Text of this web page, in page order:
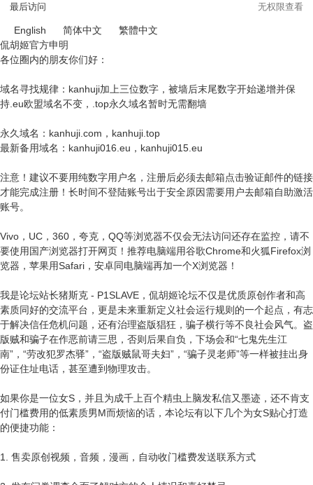
最后访问 无权限查看
English 简体中文
繁體中文
侃胡姬官方申明
各位圈内的朋友你们好：
域名寻找规律：kanhuji加上三位数字，被墙后末尾数字开始递增并保
持.eu欧盟域名不变，.top永久域名暂时无需翻墙
永久域名：kanhuji.com，kanhuji.top
最新备用域名：kanhuji016.eu，kanhuji015.eu
注意！建议不要用纯数字用户名，注册后必须去邮箱点击验证邮件的链接
才能完成注册！长时间不登陆账号出于安全原因需要用户去邮箱自助激活
账号。
Vivo，UC，360，夸克，QQ等浏览器不仅会无法访问还存在监控，请不
要使用国产浏览器打开网页！推荐电脑端用谷歌Chrome和火狐Firefox浏
览器，苹果用Safari，安卓同电脑端再加一个X浏览器！
我是论坛站长猪斯克 - P1SLAVE，侃胡姬论坛不仅是优质原创作者和高
素质同好的交流平台，更是未来重新定义社会运行规则的一个起点，有志
于解决信任危机问题，还有治理盗版猖狂，骗子横行等不良社会风气。盗
版贼和骗子在作恶前请三思，否则后果自负，下场会和“七鬼先生江
南”，“劳改犯罗杰驿”，“盗版贼鼠哥夫妇”，“骗子灵老师”等一样被挂出身
份证住址电话，甚至遭到物理攻击。
如果你是一位女S，并且为成千上百个精虫上脑发私信又墨迹，还不肯支
付门槛费用的低素质男M而烦恼的话，本论坛有以下几个为女S贴心打造
的便捷功能：
1. 售卖原创视频，音频，漫画，自动收门槛费发送联系方式